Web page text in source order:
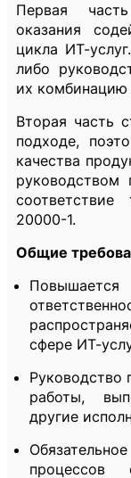
Первая
оказания
цикла ИТ-
либо
их
Вторая часть
подходе,
качества
20000-1.
Общие
сфере ИТ-
Руководство
работы,
другие
процессов